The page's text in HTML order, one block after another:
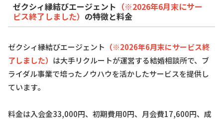
ゼクシィ縁結びエージェント （※2026年6月末にサー
ビス終了しました） の特徴と料金
ゼクシィ縁結びエージェント （※2026年6月末にサービス終
了しました） は大手リクルートが運営する結婚相談所で、ブ
ライダル事業で培ったノウハウを活かしたサービスを提供し
ています。
料金は入会金33,000円、初期費用0円、月会費17,600円、成